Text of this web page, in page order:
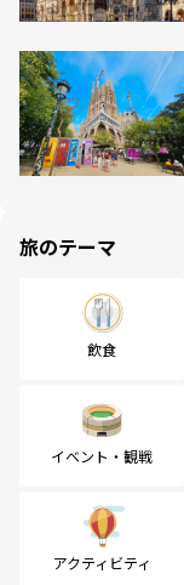
旅のテーマ
飲食
イベント・観戦
アクティビティ